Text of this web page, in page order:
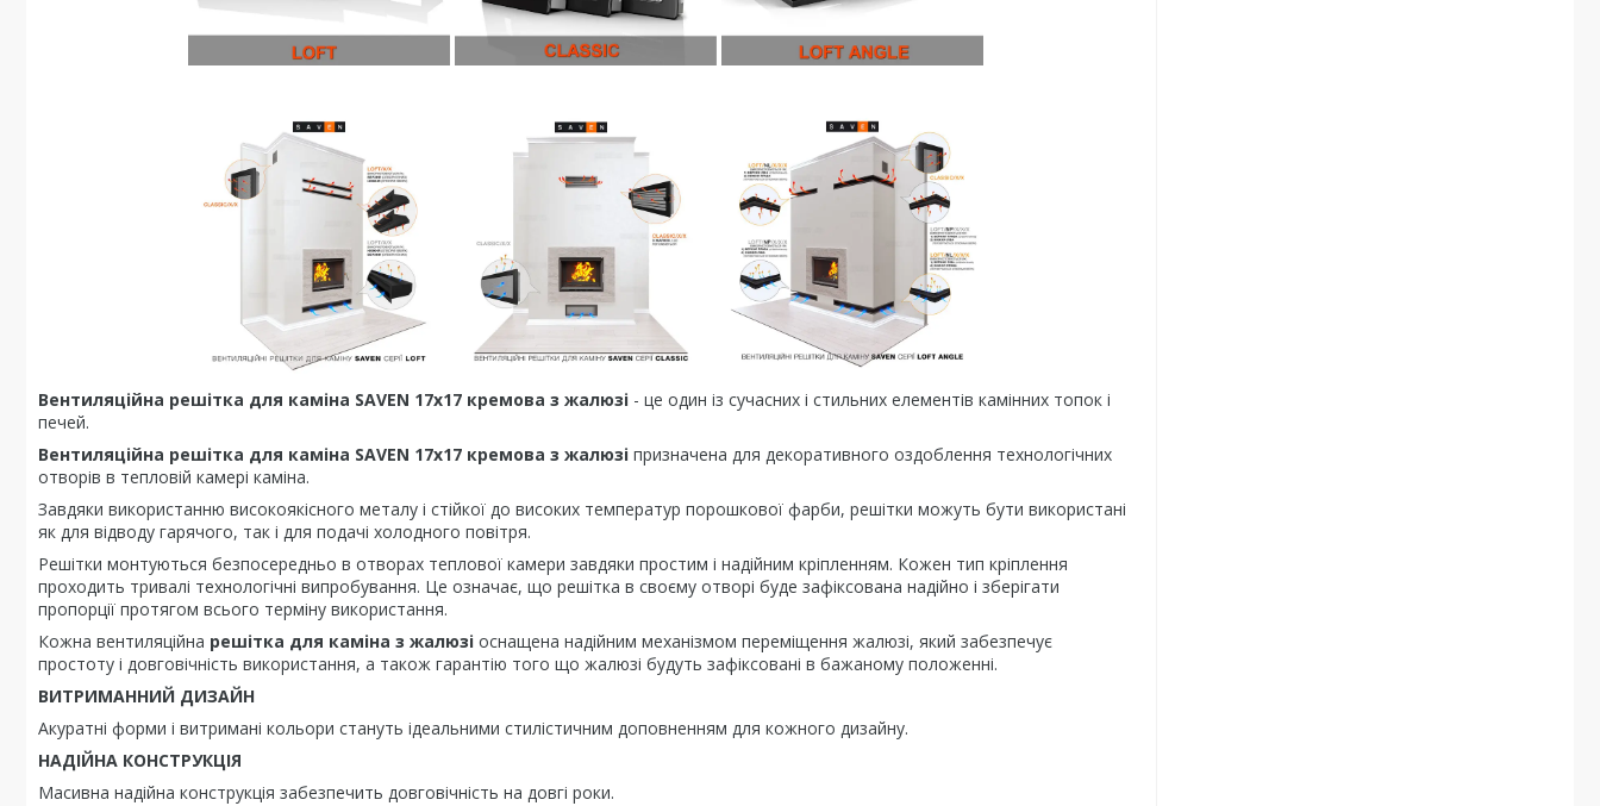
Вентиляційна решітка для каміна SAVEN 17х17 кремова з жалюзі - це один із сучасних і стильних елементів камінних топок і
печей.
Вентиляційна решітка для каміна SAVEN 17х17 кремова з жалюзі призначена для декоративного оздоблення технологічних
отворів в тепловій камері каміна.
Завдяки використанню високоякісного металу і стійкої до високих температур порошкової фарби, решітки можуть бути використані
як для відводу гарячого, так і для подачі холодного повітря.
Решітки монтуються безпосередньо в отворах теплової камери завдяки простим і надійним кріпленням. Кожен тип кріплення
проходить тривалі технологічні випробування. Це означає, що решітка в своєму отворі буде зафіксована надійно і зберігати
пропорції протягом всього терміну використання.
Кожна вентиляційна решітка для каміна з жалюзі оснащена надійним механізмом переміщення жалюзі, який забезпечує
простоту і довговічність використання, а також гарантію того що жалюзі будуть зафіксовані в бажаному положенні.
ВИТРИМАННИЙ ДИЗАЙН
Акуратні форми і витримані кольори стануть ідеальними стилістичним доповненням для кожного дизайну.
НАДІЙНА КОНСТРУКЦІЯ
Масивна надійна конструкція забезпечить довговічність на довгі роки.